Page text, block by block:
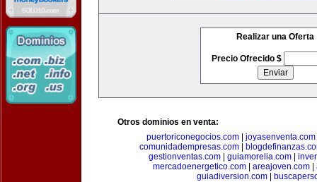
Realizar una Oferta
Precio Ofrecido $
Otros dominios en venta:
puertoriconegocios.com
joyasenventa.com
comunidadempresas.com|
gestionventas.com| guiamorelia.com|
mercadoenergetico.com| areajoven.com|
guiadiversion.com